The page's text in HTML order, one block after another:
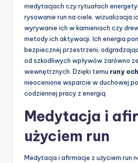
medytacjach czy rytuałach
rysowanie run na ciele, wizualizacja
wyrywanie ich w kamieniach czy
metody ich aktywacji. Ich energia
bezpiecznej przestrzeni,
od szkodliwych wpływów zarówno
wewnętrznych. Dzięki temu runy
nieocenione wsparcie w duchowej
codziennej pracy z energią.
Medytacja i
użyciem run
Medytacja i afirmacje z użyciem run